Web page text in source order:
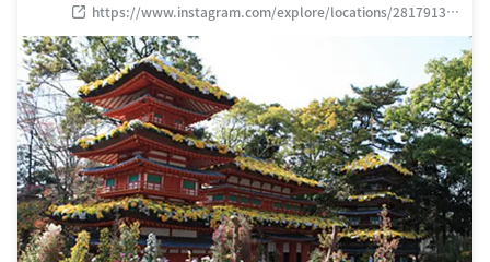
https://www.instagram.com/explore/locations/28179137
9